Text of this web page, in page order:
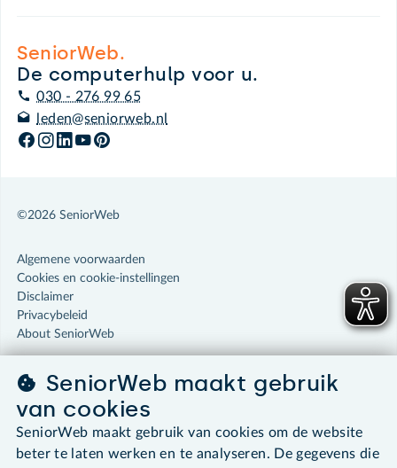
SeniorWeb.
De computerhulp voor u.
030 - 276 99 65
leden@seniorweb.nl
©2026 SeniorWeb
Algemene voorwaarden
Cookies en cookie-instellingen
Disclaimer
Privacybeleid
About SeniorWeb
SeniorWeb maakt gebruik
van cookies
SeniorWeb maakt gebruik van cookies om de website
beter te laten werken en te analyseren. De gegevens die